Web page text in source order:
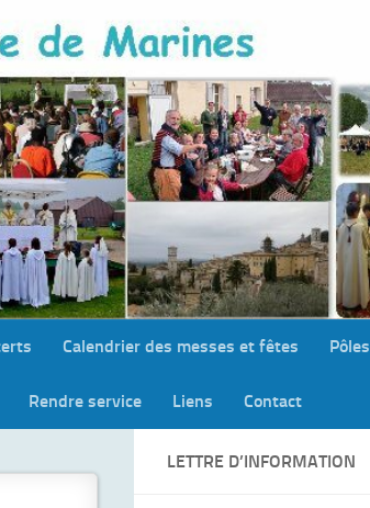
Calendrier des messes et fêtes Pôles
Rendre service Liens Contact
LETTRE D’INFORMATION